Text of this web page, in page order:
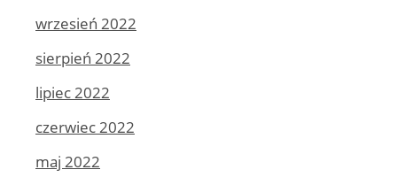
wrzesień 2022
sierpień 2022
lipiec 2022
czerwiec 2022
maj 2022